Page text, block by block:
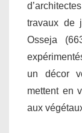
travaux de
Osseja
un décor
mettent en
aux